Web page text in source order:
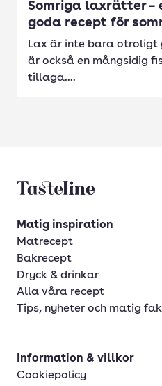
Somriga laxrätter –
goda recept för
Lax är inte bara
är också en mångsidig
tillaga....
Tasteline startsida
Matig inspiration
Matrecept
Bakrecept
Dryck & drinkar
Alla våra recept
Tips, nyheter och matig
Information & villkor
Cookiepolicy